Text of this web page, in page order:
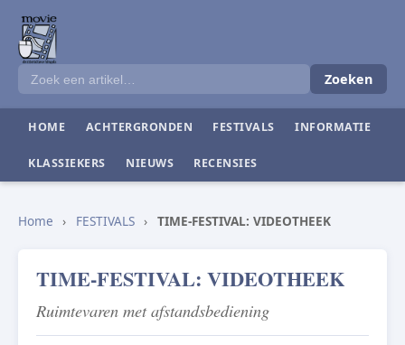
Zoeken
HOME ACHTERGRONDEN FESTIVALS INFORMATIE
KLASSIEKERS NIEUWS RECENSIES
Home › FESTIVALS › TIME-FESTIVAL: VIDEOTHEEK
TIME-FESTIVAL: VIDEOTHEEK
Ruimtevaren met afstandsbediening